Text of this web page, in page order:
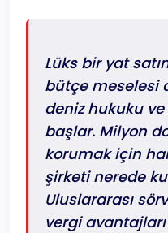
Lüks bir yat
bütçe meselesi
deniz hukuku
başlar. Milyon
korumak için
şirketi nerede
Uluslararası
vergi